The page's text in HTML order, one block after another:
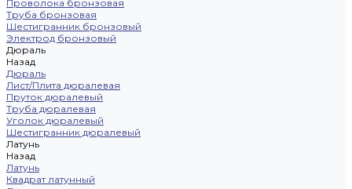
Проволока бронзовая
Труба бронзовая
Шестигранник бронзовый
Электрод бронзовый
Дюраль
Назад
Дюраль
Лист/Плита дюралевая
Пруток дюралевый
Труба дюралевая
Уголок дюралевый
Шестигранник дюралевый
Латунь
Назад
Латунь
Квадрат латунный